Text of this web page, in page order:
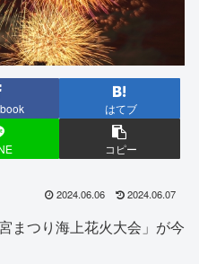
はてブ
コピー
2024.06.06 2024.06.07
まつり海上花火大会」が今